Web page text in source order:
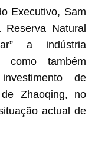
Executivo, Sam
Natural
a indústria
como também
de
Zhaoqing, no
actual de